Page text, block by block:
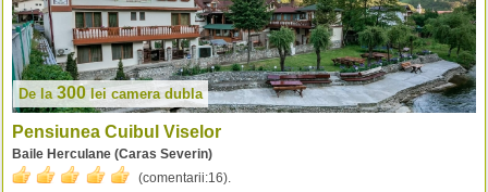
De la 300 lei camera dubla
Pensiunea Cuibul Viselor
Baile Herculane (Caras Severin)
(comentarii:16).